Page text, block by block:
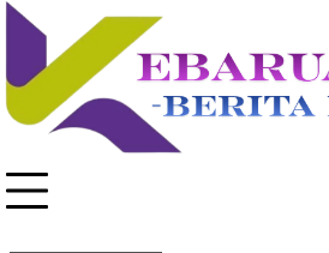
Skip
content